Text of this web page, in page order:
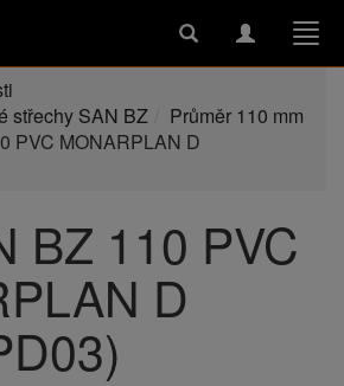
Toggle
Toggle
střechy SAN BZ
Průměr 110 mm
PVC MONARPLAN D
BZ 110 PVC
D